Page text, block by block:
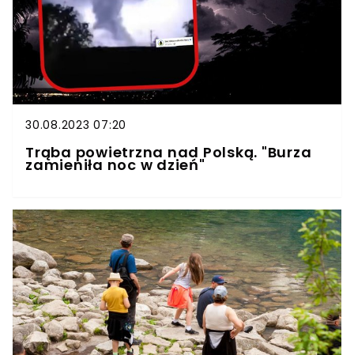
30.08.2023 07:20
Trąba powietrzna nad Polską. "Burza
zamieniła noc w dzień"